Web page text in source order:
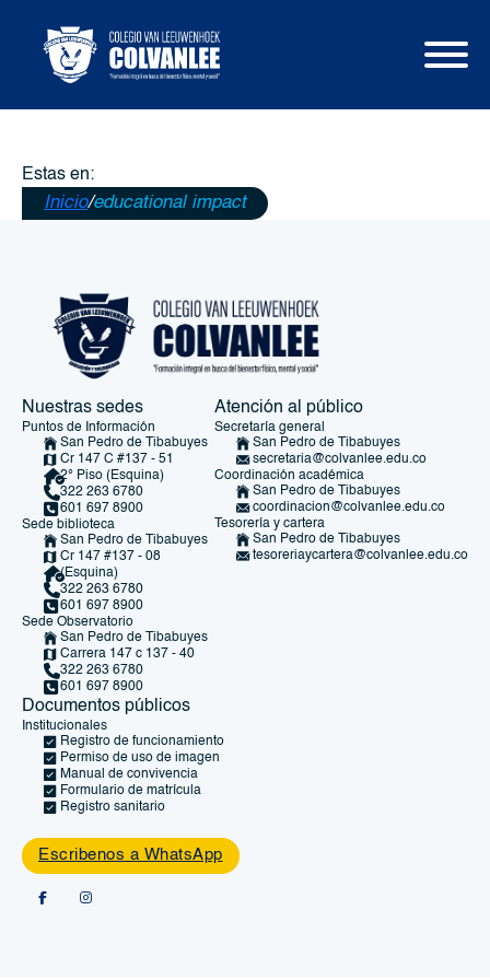
Estas en:
Inicio/educational impact
Nuestras sedes
Puntos de Información
San Pedro de Tibabuyes
Cr 147 C #137 - 51
2° Piso (Esquina)
322 263 6780
601 697 8900
Sede biblioteca
San Pedro de Tibabuyes
Cr 147 #137 - 08
(Esquina)
322 263 6780
601 697 8900
Sede Observatorio
San Pedro de Tibabuyes
Carrera 147 c 137 - 40
322 263 6780
601 697 8900
Atención al público
Secretaría general
San Pedro de Tibabuyes
secretaria@colvanlee.edu.co
Coordinación académica
San Pedro de Tibabuyes
coordinacion@colvanlee.edu.co
Tesorería y cartera
San Pedro de Tibabuyes
tesoreriaycartera@colvanlee.edu.co
Documentos públicos
Institucionales
Registro de funcionamiento
Permiso de uso de imagen
Manual de convivencia
Formulario de matrícula
Registro sanitario
Escribenos a WhatsApp